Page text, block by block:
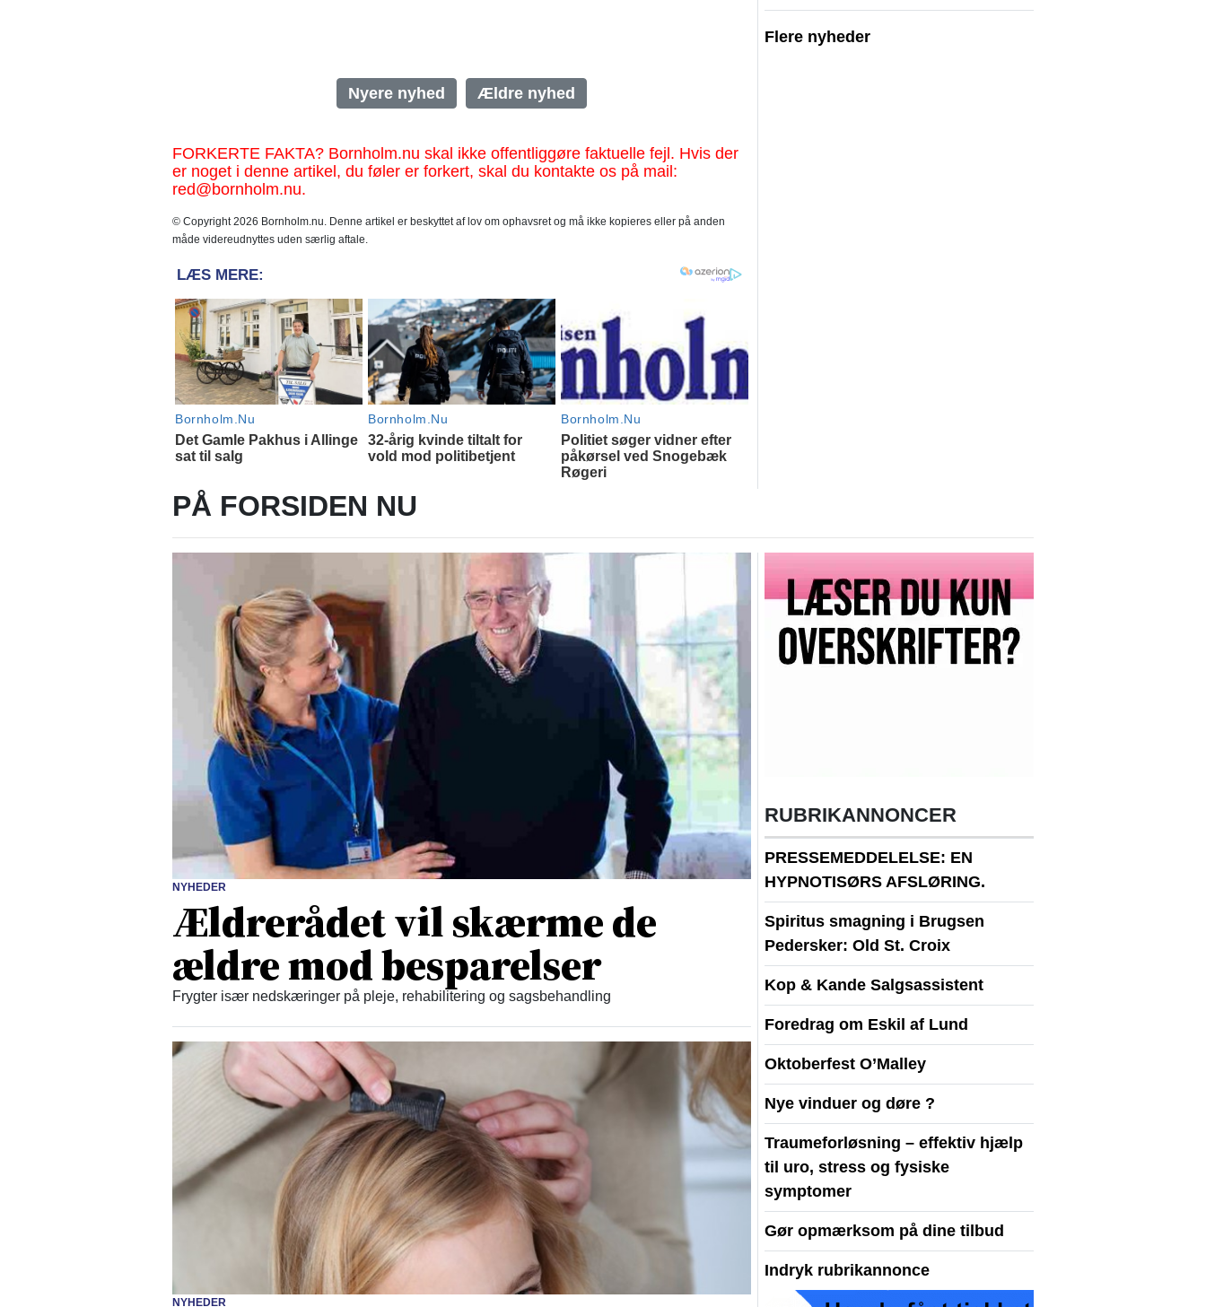
Nyere nyhed Ældre nyhed
FORKERTE FAKTA? Bornholm.nu skal ikke offentliggøre faktuelle fejl. Hvis der
er noget i denne artikel, du føler er forkert, skal du kontakte os på mail:
red@bornholm.nu.
© Copyright 2026 Bornholm.nu. Denne artikel er beskyttet af lov om ophavsret og må ikke kopieres eller på anden
måde videreudnyttes uden særlig aftale.
Flere nyheder
PÅ FORSIDEN NU
NYHEDER
Ældrerådet vil skærme de
ældre mod besparelser
Frygter især nedskæringer på pleje, rehabilitering og sagsbehandling
NYHEDER
RUBRIKANNONCER
PRESSEMEDDELELSE: EN
HYPNOTISØRS AFSLØRING.
Spiritus smagning i Brugsen
Pedersker: Old St. Croix
Kop & Kande Salgsassistent
Foredrag om Eskil af Lund
Oktoberfest O’Malley
Nye vinduer og døre ?
Traumeforløsning – effektiv hjælp
til uro, stress og fysiske
symptomer
Gør opmærksom på dine tilbud
Indryk rubrikannonce